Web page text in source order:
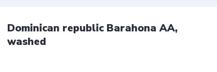
Dominican republic Barahona AA,
washed